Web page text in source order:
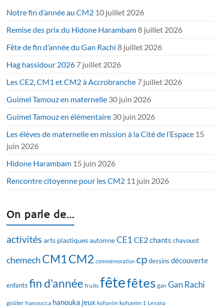
Notre fin d’année au CM2 10 juillet 2026
Remise des prix du Hidone Harambam8 juillet 2026
Fête de fin d’année du Gan Rachi 8 juillet 2026
Hag hassidour 2026 7 juillet 2026
Les CE2, CM1 et CM2 à Accrobranche 7 juillet 2026
Guimel Tamouz en maternelle 30 juin 2026
Guimel Tamouz en élémentaire 30 juin 2026
Les élèves de maternelle en mission à la Cité de l’Espace 15
juin 2026
Hidone Harambam 15 juin 2026
Rencontre citoyenne pour les CM2 11 juin 2026
On parle de…
activités arts plastiques automne CE1 CE2chants chavouot
chemech CM1CM2 commémoration cp dessins découverte
enfants fin d'année fruits fêtefêtes gan Gan Rachi
goûter hanoucca hanouka jeux kohavim kohavim 1 Levana